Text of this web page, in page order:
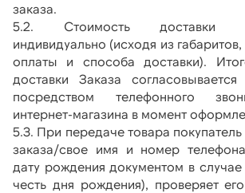
заказа.
5.2. Стоимость доставки
индивидуально (исходя из
оплаты и способа доставки).
доставки Заказа
посредством телефонного
интернет-магазина в момент
5.3. При передаче товара
заказа/свое имя и номер
дату рождения документом в случае
честь дня рождения), проверяет